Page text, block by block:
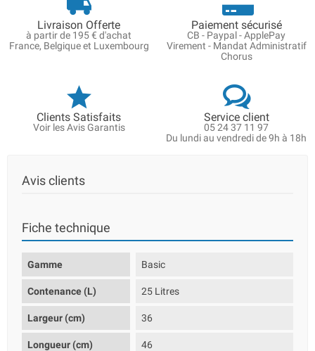
Livraison Offerte
à partir de 195 € d'achat
France, Belgique et Luxembourg
Paiement sécurisé
CB - Paypal - ApplePay
Virement - Mandat Administratif
Chorus
Clients Satisfaits
Voir les Avis Garantis
Service client
05 24 37 11 97
Du lundi au vendredi de 9h à 18h
Avis clients
Fiche technique
Gamme Basic
Contenance (L) 25 Litres
Largeur (cm) 36
Longueur (cm) 46